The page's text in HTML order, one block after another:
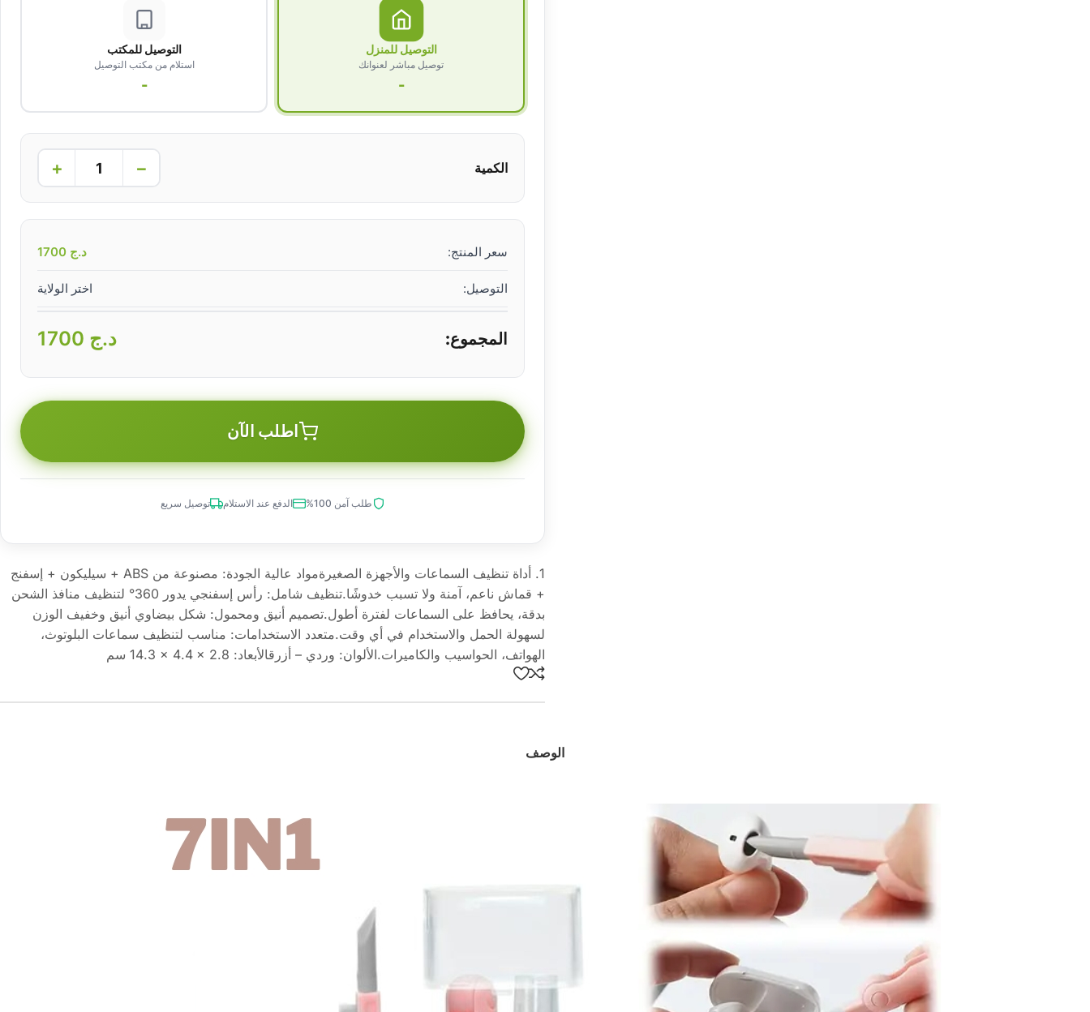
التوصيل للمنزل
توصيل مباشر لعنوانك
-
التوصيل للمكتب
استلام من مكتب التوصيل
-
الكمية −
+
سعر المنتج: د.ج
التوصيل: اختر الولاية
المجموع: د.ج
اطلب الآن
طلب آمن 100% الدفع عند الاستلام توصيل سريع
1. أداة تنظيف السماعات والأجهزة الصغيرةمواد عالية الجودة: مصنوعة من ABS + سيليكون + إسفنج
+ قماش ناعم، آمنة ولا تسبب خدوشًا.تنظيف شامل: رأس إسفنجي يدور 360° لتنظيف منافذ الشحن
بدقة، يحافظ على السماعات لفترة أطول.تصميم أنيق ومحمول: شكل بيضاوي أنيق وخفيف الوزن
لسهولة الحمل والاستخدام في أي وقت.متعدد الاستخدامات: مناسب لتنظيف سماعات البلوتوث،
الهواتف، الحواسيب والكاميرات.الألوان: وردي – أزرقالأبعاد: ‎14.3 × 4.4 × 2.8 سم
الوصف